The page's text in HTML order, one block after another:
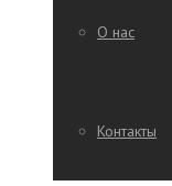
О нас
Контакты